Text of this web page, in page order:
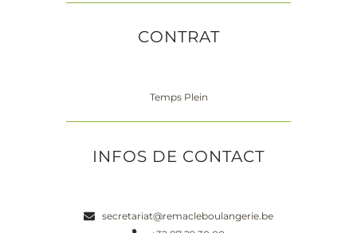
CONTRAT
Temps Plein
INFOS DE CONTACT
secretariat@remacleboulangerie.be